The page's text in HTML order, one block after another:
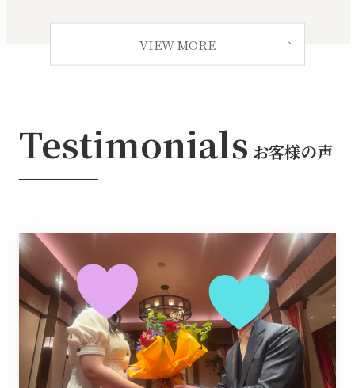
VIEW MORE
Testimonials お客様の声